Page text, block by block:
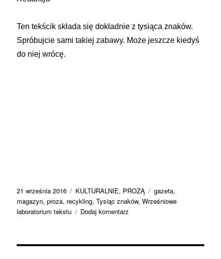
Ten tekścik składa się dokładnie z tysiąca znaków.
Spróbujcie sami takiej zabawy. Może jeszcze kiedyś
do niej wrócę.
Data
publikacji
21 września 2016 Kategorie
KULTURALNIE, PROZĄ Tagi
gazeta,
magazyn,proza, recykling,Tysiąc znaków,Wrześniowe
laboratorium tekstu
Dodaj komentarz
tekstu